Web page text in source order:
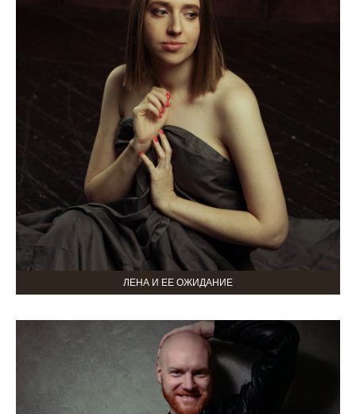
ЛЕНА И ЕЕ ОЖИДАНИЕ